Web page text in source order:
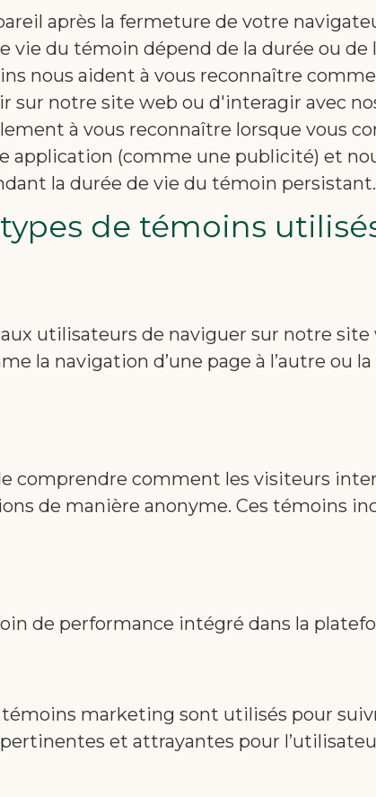
après la fermeture de votre
vie du témoin dépend de la durée ou
nous aident à vous reconnaître
notre site web ou d'interagir avec
à vous reconnaître lorsque vous
application (comme une publicité) et
la durée de vie du témoin persistant.
de témoins
utilisateurs de naviguer sur notre site
la navigation d’une page à l’autre
comprendre comment les visiteurs
de manière anonyme. Ces témoins
de performance intégré dans la
témoins marketing sont utilisés pour
et attrayantes pour